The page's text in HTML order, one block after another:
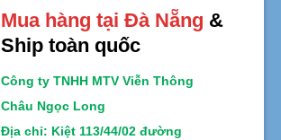
sao
Mua hàng tại Đà Nẵng &
Ship toàn quốc
Công ty TNHH MTV Viễn Thông
Châu Ngọc Long
Địa chỉ: Kiệt 113/44/02 đường